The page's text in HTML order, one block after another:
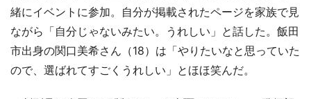
緒にイベントに参加。自分が掲載されたページを家族で見
ながら「自分じゃないみたい。うれしい」と話した。飯田
市出身の関口美希さん（18）は「やりたいなと思っていた
ので、選ばれてすごくうれしい」とほほ笑んだ。